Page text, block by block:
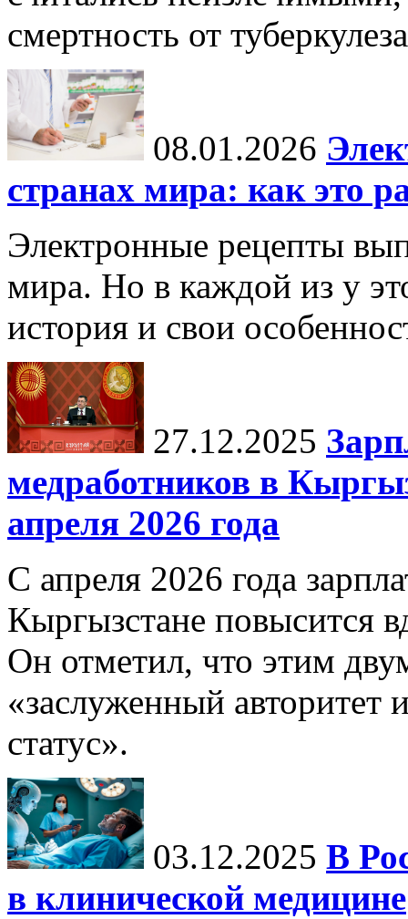
смертность от
08.01.2026
странах мира: как это
Электронные рецепты
мира. Но в каждой из у
история и свои
27.12.2025
медработников в
апреля 2026 года
С апреля 2026 года
Кыргызстане повысится
Он отметил, что этим
«заслуженный
статус».
03.12.2025 В
в клинической медицине